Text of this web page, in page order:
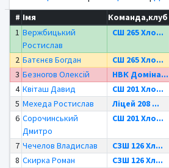
# Імя Команда,клуб
1 Вержбицький
Ростислав
СШ 265 Хло...
2 Батєнєв Богдан СШ 265 Хло...
3 Безногов Олексій НВК Доміна...
4 Квіташ Давид СШ 201 Хло...
5 Мехеда Ростислав Ліцей 208 ...
6 Сорочинський
Дмитро
СШ 201 Хло...
7 Чечелов Владислав СЗШ 126 Хл...
8 Скирка Роман СЗШ 126 Хл...